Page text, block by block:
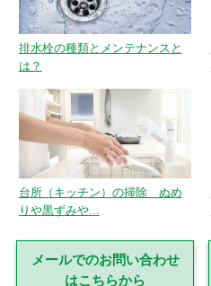
排水栓の種類とメンテナンスと
は？
台所（キッチン）の掃除 ぬめ
りや黒ずみや...
メールでのお問い合わせ
はこちらから